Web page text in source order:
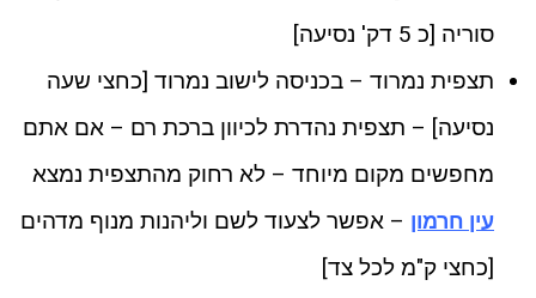
סוריה [כ 5 דק' נסיעה]
תצפית נמרוד – בכניסה לישוב נמרוד [כחצי שעה
נסיעה] – תצפית נהדרת לכיוון ברכת רם – אם אתם
מחפשים מקום מיוחד – לא רחוק מהתצפית נמצא
עין חרמון – אפשר לצעוד לשם וליהנות מנוף מדהים
[כחצי ק"מ לכל צד]